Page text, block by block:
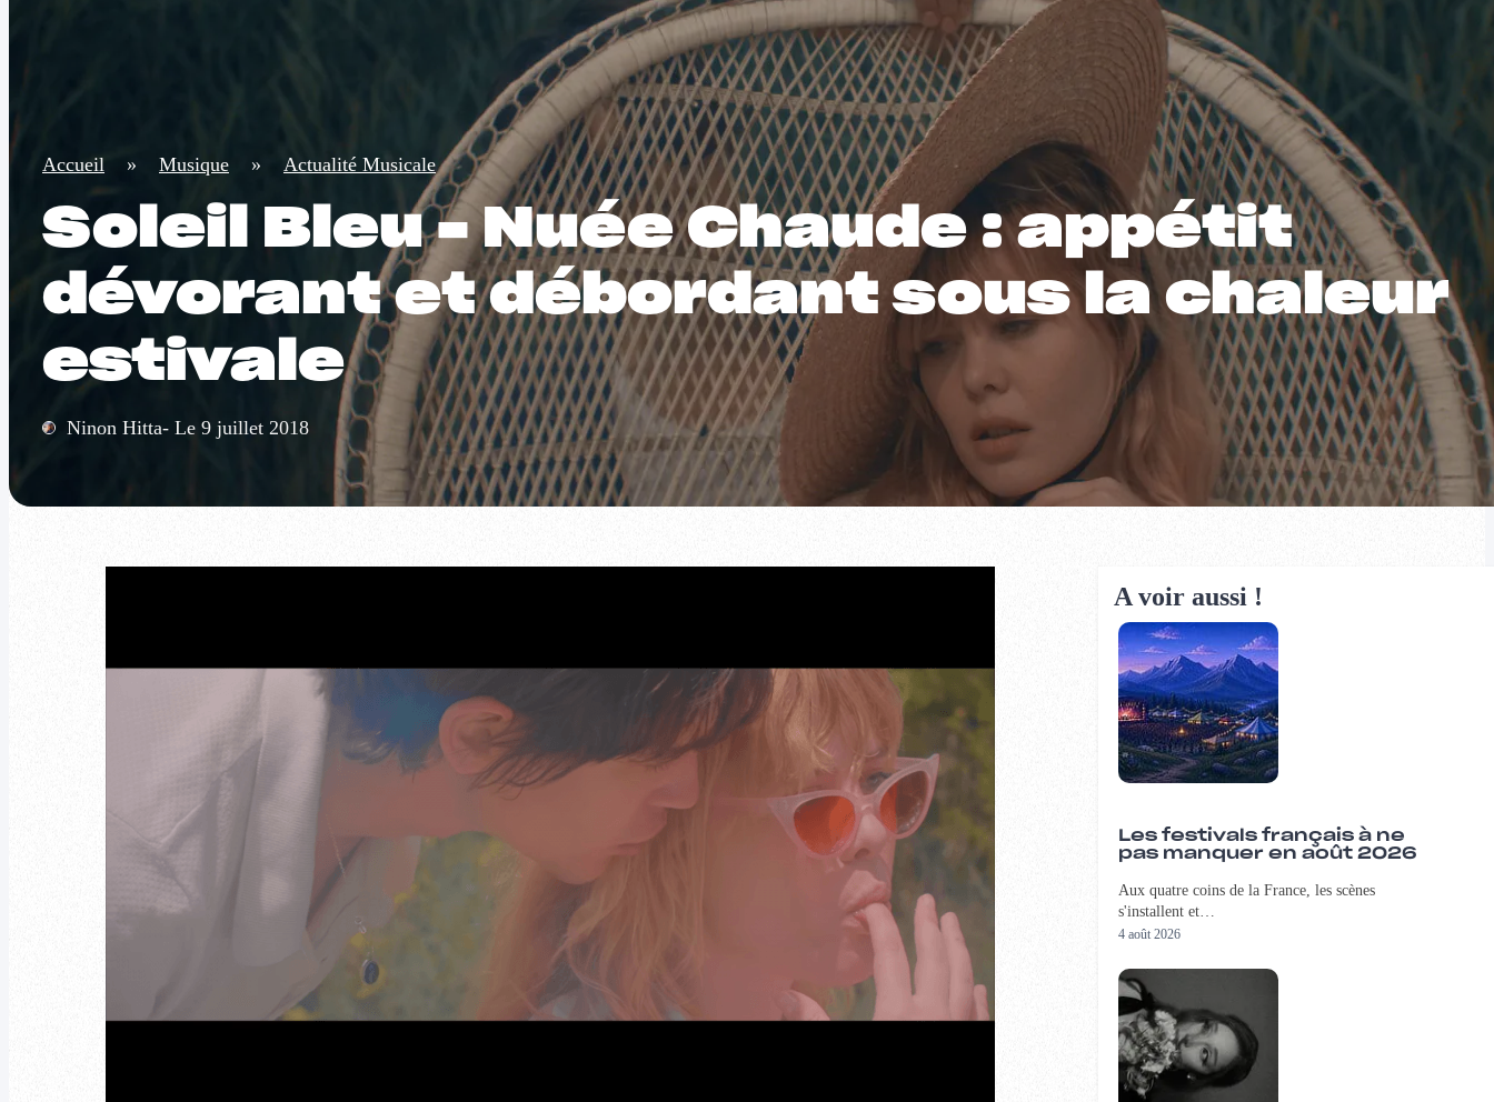
Accueil » Musique » Actualité Musicale
Soleil Bleu – Nuée Chaude : appétit
dévorant et débordant sous la chaleur
estivale
Ninon Hitta- Le 9 juillet 2018
A voir aussi !
Les festivals français à ne
pas manquer en août 2026
Aux quatre coins de la France, les scènes
s'installent et…
4 août 2026